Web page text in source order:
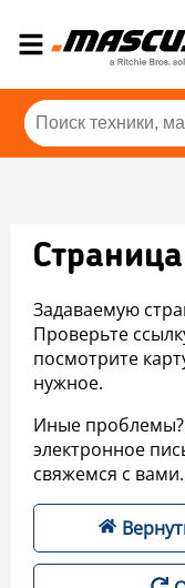
Задаваемую
Проверьте
посмотрите
нужное.
Иные проблемы?
электронное
свяжемся с